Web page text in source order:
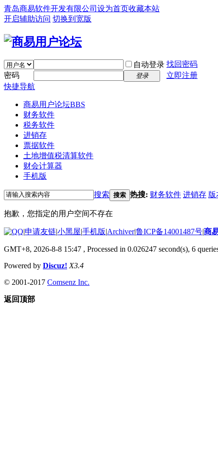
青岛商易软件开发有限公司 设为首页收藏本站
开启辅助访问 切换到宽版
自动登录 找回密码
密码
登录
立即注册
快捷导航
商易用户论坛BBS
财务软件
税务软件
进销存
票据软件
土地增值税清算软件
财会计算器
手机版
搜索 搜索 热搜: 财务软件 进销存 版
抱歉，您指定的用户空间不存在
|申请友链|小黑屋|手机版|Archiver|鲁ICP备14001487号|商
GMT+8, 2026-8-8 15:47 , Processed in 0.026247 second(s), 6
Powered by Discuz! X3.4
© 2001-2017 Comsenz Inc.
返回顶部